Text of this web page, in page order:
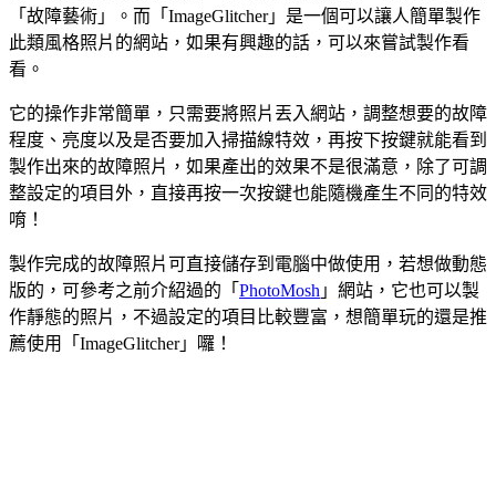
「故障藝術」。而「ImageGlitcher」是一個可以讓人簡單製作
此類風格照片的網站，如果有興趣的話，可以來嘗試製作看
看。
它的操作非常簡單，只需要將照片丟入網站，調整想要的故障
程度、亮度以及是否要加入掃描線特效，再按下按鍵就能看到
製作出來的故障照片，如果產出的效果不是很滿意，除了可調
整設定的項目外，直接再按一次按鍵也能隨機產生不同的特效
唷！
製作完成的故障照片可直接儲存到電腦中做使用，若想做動態
版的，可參考之前介紹過的「 PhotoMosh 」網站，它也可以製
作靜態的照片，不過設定的項目比較豐富，想簡單玩的還是推
薦使用「ImageGlitcher」囉！